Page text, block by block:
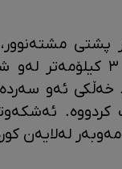
پشتی
شاری کۆبانییە و
خەڵکی ئەو
لەلایەن